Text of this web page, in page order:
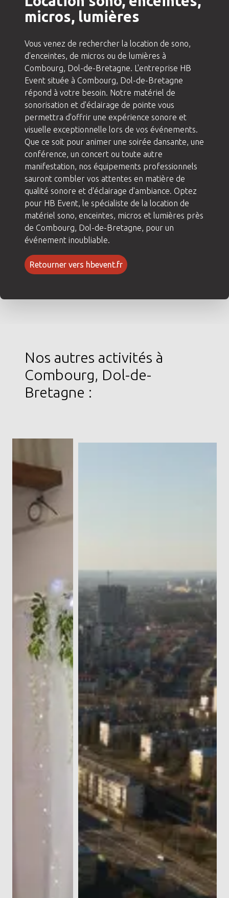
micros, lumières
Vous venez de rechercher la location de sono,
d'enceintes, de micros ou de lumières à
Combourg, Dol-de-Bretagne. L'entreprise HB
Event située à Combourg, Dol-de-Bretagne
répond à votre besoin. Notre matériel de
sonorisation et d'éclairage de pointe vous
permettra d'offrir une expérience sonore et
visuelle exceptionnelle lors de vos événements.
Que ce soit pour animer une soirée dansante, une
conférence, un concert ou toute autre
manifestation, nos équipements professionnels
sauront combler vos attentes en matière de
qualité sonore et d'éclairage d'ambiance. Optez
pour HB Event, le spécialiste de la location de
matériel sono, enceintes, micros et lumières près
de Combourg, Dol-de-Bretagne, pour un
événement inoubliable.
Retourner vers hbevent.fr
Nos autres activités à
Combourg, Dol-de-
Bretagne :